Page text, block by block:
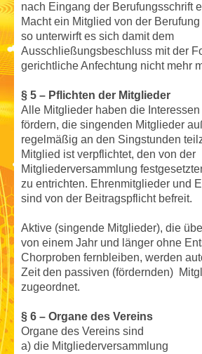
nach Eingang der Berufungsschrift
Macht ein Mitglied von der
so unterwirft es sich damit dem
Ausschließungsbeschluss mit der
gerichtliche Anfechtung nicht mehr
§ 5 – Pflichten der Mitglieder
Alle Mitglieder haben die
fördern, die singenden Mitglieder
regelmäßig an den Singstunden
Mitglied ist verpflichtet, den von der
Mitgliederversammlung
zu entrichten. Ehrenmitglieder und
sind von der Beitragspflicht befreit.
Aktive (singende Mitglieder), die
von einem Jahr und länger ohne
Chorproben fernbleiben, werden
Zeit den passiven (fördernden)
zugeordnet.
§ 6 – Organe des Vereins
Organe des Vereins sind
a) die Mitgliederversammlung